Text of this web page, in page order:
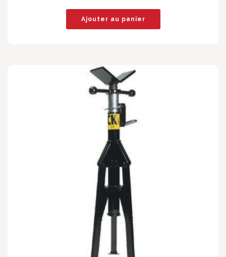
Ajouter au panier